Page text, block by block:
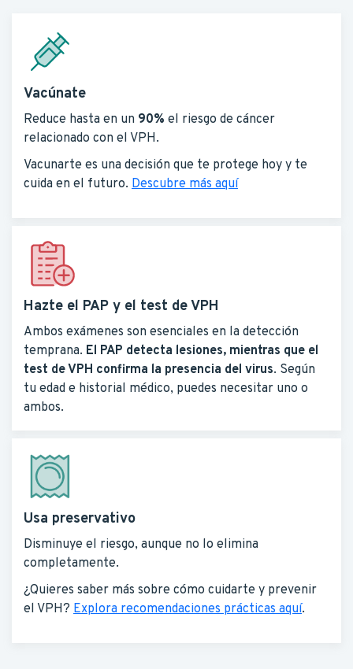
Vacúnate
Reduce hasta en un 90% el riesgo de cáncer
relacionado con el VPH.
Vacunarte es una decisión que te protege hoy y te
cuida en el futuro. Descubre más aquí
Hazte el PAP y el test de VPH
Ambos exámenes son esenciales en la detección
temprana. El PAP detecta lesiones, mientras que el
test de VPH confirma la presencia del virus. Según
tu edad e historial médico, puedes necesitar uno o
ambos.
Usa preservativo
Disminuye el riesgo, aunque no lo elimina
completamente.
¿Quieres saber más sobre cómo cuidarte y prevenir
el VPH? Explora recomendaciones prácticas aquí.